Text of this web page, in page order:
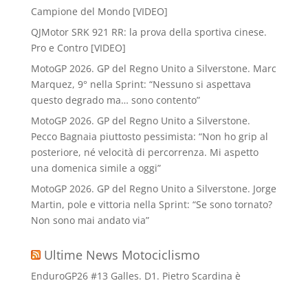
Campione del Mondo [VIDEO]
QJMotor SRK 921 RR: la prova della sportiva cinese.
Pro e Contro [VIDEO]
MotoGP 2026. GP del Regno Unito a Silverstone. Marc
Marquez, 9° nella Sprint: “Nessuno si aspettava
questo degrado ma… sono contento”
MotoGP 2026. GP del Regno Unito a Silverstone.
Pecco Bagnaia piuttosto pessimista: “Non ho grip al
posteriore, né velocità di percorrenza. Mi aspetto
una domenica simile a oggi”
MotoGP 2026. GP del Regno Unito a Silverstone. Jorge
Martin, pole e vittoria nella Sprint: “Se sono tornato?
Non sono mai andato via”
Ultime News Motociclismo
EnduroGP26 #13 Galles. D1. Pietro Scardina è